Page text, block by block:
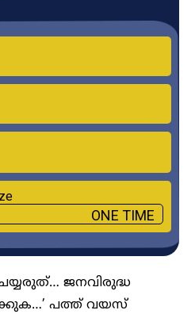
ONE TIME
ജനവിരുദ്ധ
പത്ത് വയസ്